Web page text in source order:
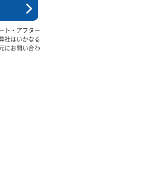
ト・アフター
社はいかなる
にお問い合わ